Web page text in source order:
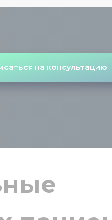
на консультацию